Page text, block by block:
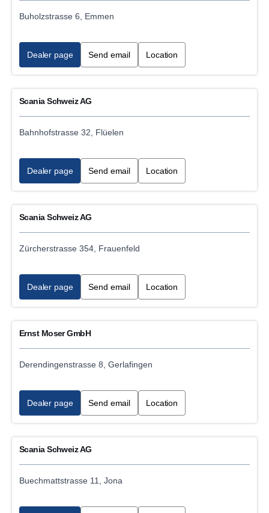
Accident repairs
Towing and recovery service
Used Vehicle sales
Gas vehicle service LNG
Vehicle washing
Tarpaulin service
Tyre service
Tail lift services
Trailer service
24h Emergency breakdown service
Vehicle rental
Hydraulics/Bodywork service
Statutory inspection
Analogue tachograph inspection and repairs
E-mobility VCB Service Workshop
Transport refrigeration unit service
Buholzstrasse 6, Emmen
Dealer page Send email Location
Scania Schweiz AG
Bahnhofstrasse 32, Flüelen
Dealer page Send email Location
Scania Schweiz AG
Zürcherstrasse 354, Frauenfeld
Dealer page Send email Location
Ernst Moser GmbH
Derendingenstrasse 8, Gerlafingen
Dealer page Send email Location
Scania Schweiz AG
Buechmattstrasse 11, Jona